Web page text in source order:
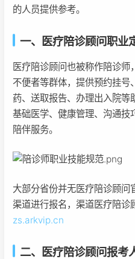
的人员提供参考。
一、医疗陪诊顾问职业
医疗陪诊顾问也被称作陪诊
不便者等群体，提供预约挂
药、送取报告、办理出入院
基础医学、健康管理、沟通技
陪伴服务。
大部分省份并无医疗陪诊顾
渠道进行报名，渠道医疗陪诊
zs.arkvip.cn
二、医疗陪诊顾问报考